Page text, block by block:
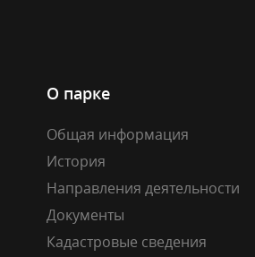
О парке
Общая информация
История
Направления деятельности
Документы
Кадастровые сведения